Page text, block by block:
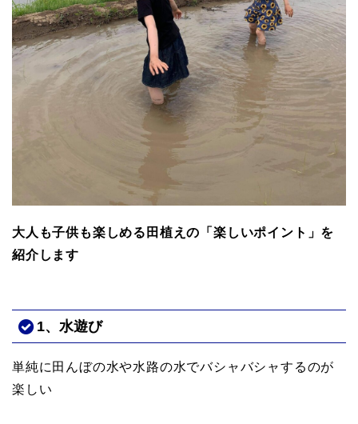
大人も子供も楽しめる田植えの「楽しいポイント」を
紹介します
1、水遊び
単純に田んぼの水や水路の水でバシャバシャするのが
楽しい